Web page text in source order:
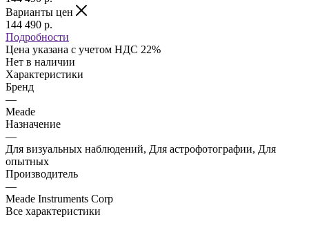
Варианты цен
144 490 р.
Подробности
Цена указана с учетом НДС 22%
Нет в наличии
Характеристики
Бренд
—
Meade
Назначение
—
Для визуальных наблюдений, Для астрофотографии, Для
опытных
Производитель
—
Meade Instruments Corp
Все характеристики